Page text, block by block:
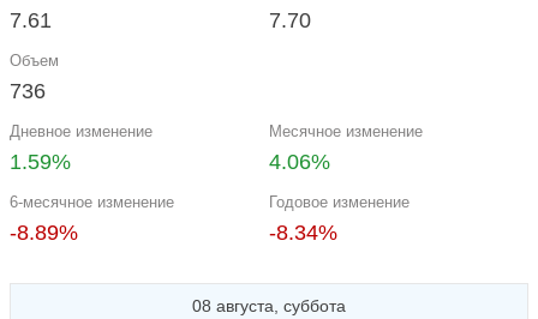
7.61 7.70
Объем
736
Дневное изменение
1.59%
Месячное изменение
4.06%
6-месячное изменение
-8.89%
Годовое изменение
-8.34%
08 августа, суббота